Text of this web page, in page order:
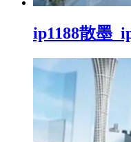
ip1188散墨